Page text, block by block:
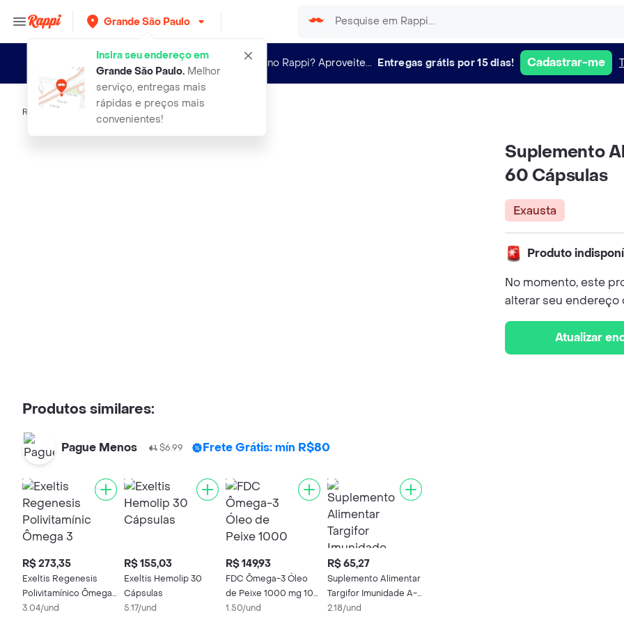
Grande São Paulo
Insira seu endereço em
Grande São Paulo.Melhor
serviço, entregas mais
rápidas e preços mais
convenientes!
Novo no Rappi? Aproveite... Entregas grátis por 15 dias! Cadastrar-me
Rappi suplemento alimentar sundown omega
Suplemento
60 Cápsulas
Exausta
Produto
No momento, este
alterar seu
Atualizar
Produtos similares:
Pague Menos $6.99 Frete Grátis: mín R$80
R$ 273,35
Exeltis Regenesis
Polivitamínico Ômega
3 DHA Gestantes 90
3.04/und
R$ 155,03
Exeltis Hemolip 30
Cápsulas
5.17/und
R$ 149,93
FDC Ômega-3 Óleo
de Peixe 1000 mg 100
Cápsulas
1.50/und
R$ 65,27
Suplemento Alimentar
Targifor Imunidade A-
Z 30 Cápsulas
2.18/und